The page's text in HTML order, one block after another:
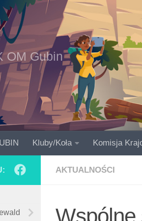
OM Gubin
Kluby/Koła Komisja
AKTUALNOŚCI
Wspólne